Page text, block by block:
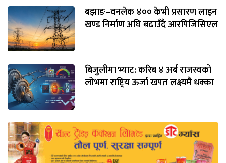
बझाङ–वनलेक ४०० केभी प्रसारण लाइन
खण्ड निर्माण अघि बढाउँदै आरपिजिसिएल
बिजुलीमा भ्याट: करिब ४ अर्ब राजस्वको
लोभमा राष्ट्रिय ऊर्जा खपत लक्ष्यमै धक्का